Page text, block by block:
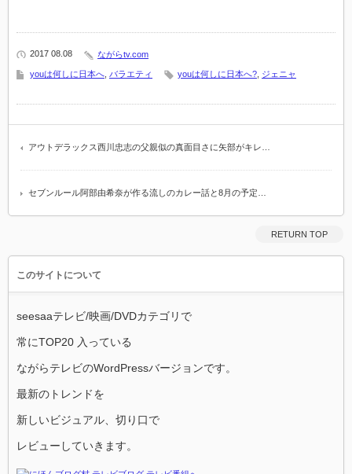
2017 08.08 ながらtv.com
youは何しに日本へ バラエティ youは何しに日本へ? ジェニャ
アウトデラックス西川忠志の父親似の真面目さに矢部がキレ…
セブンルール阿部由希奈が作る流しのカレー話と8月の予定…
RETURN TOP
このサイトについて
seesaaテレビ/映画/DVDカテゴリで
常にTOP20 入っている
ながらテレビのWordPressバージョンです。
最新のトレンドを
新しいビジュアル、切り口で
レビューしていきます。